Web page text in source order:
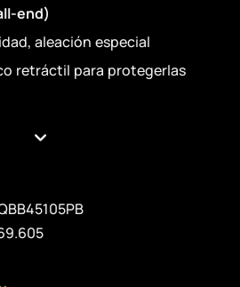
end)
aleación especial
retráctil para protegerlas